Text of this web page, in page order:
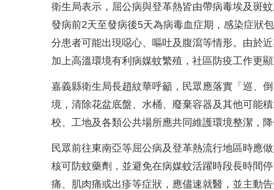
衛生局表示，屈公病與登革熱皆由帶病毒埃及斑
發病前2天至發病後5天為病毒血症期，感染症狀
分患者可能出現噁心、嘔吐及腹瀉等情形。由於
加上高溫環境有利病媒蚊繁殖，社區防疫工作更顯
嘉義縣衛生局長趙紋華呼籲，民眾應落實「巡、
境，清除花盆底盤、水桶、廢棄容器及其他可能
校、工地及各類公共場所應共同維護環境整潔，降
民眾前往東南亞等屈公病及登革熱流行地區時應
核可防蚊藥劑，並避免在病媒蚊活躍時段長時間
痛、肌肉痛或出疹等症狀，應儘速就醫，並主動